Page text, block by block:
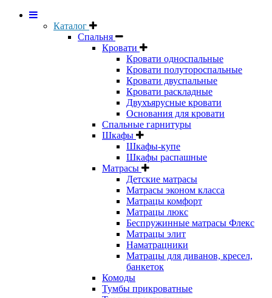
Каталог
Спальня
Кровати
Кровати односпальные
Кровати полутороспальные
Кровати двуспальные
Кровати раскладные
Двухъярусные кровати
Основания для кровати
Спальные гарнитуры
Шкафы
Шкафы-купе
Шкафы распашные
Матрасы
Детские матрасы
Матрасы эконом класса
Матрацы комфорт
Матрацы люкс
Беспружинные матрасы Флекс
Матрацы элит
Наматрацники
Матрацы для диванов, кресел,
банкеток
Комоды
Тумбы прикроватные